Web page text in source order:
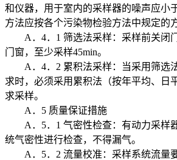
和仪器，用于室内的采样器的噪声应小
方法应按各个污染物检验方法中规定的
A．4．1 筛选法采样：采样前关闭门
门窗，至少采样45min。
A．4．2 累积法采样：当采用筛选
求时，必须采用累积法（按年平均、日
求采样。
A．5 质量保证措施
A．5．1 气密性检查：有动力采样
统气密性进行检查，不得漏气。
A．5．2 流量校准：采样系统流量